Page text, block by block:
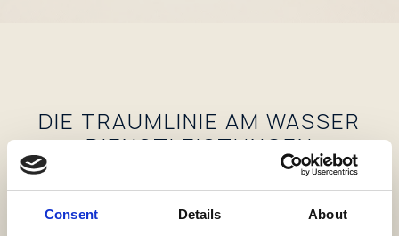
Consent Details About
DIE TRAUMLINIE AM WASSER
DIENSTLEISTUNGEN
DIENSTLEISTUNGEN
Privater Check-in/out in Ihrer Suite